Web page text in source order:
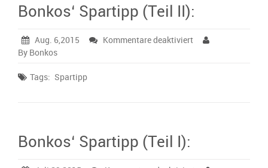
Bonkos‘ Spartipp (Teil II):
Aug. 6,2015 Kommentare deaktiviertfür
By Bonkos
Tags: Spartipp
Bonkos‘ Spartipp (Teil I):